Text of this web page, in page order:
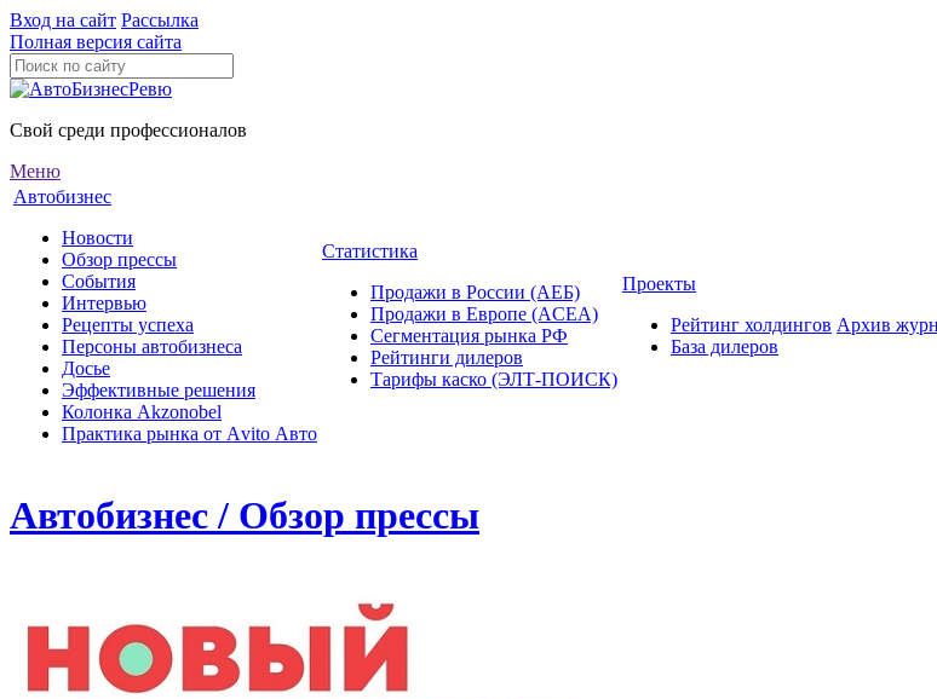
Вход на сайт Рассылка
Полная версия сайта
Свой среди профессионалов
Меню
Автобизнес
Новости
Обзор прессы
События
Интервью
Рецепты успеха
Персоны автобизнеса
Досье
Эффективные решения
Колонка Akzonobel
Практика рынка от Аvito Авто
Статистика
Продажи в России (АЕБ)
Продажи в Европе (ACEA)
Сегментация рынка РФ
Рейтинги дилеров
Тарифы каско (ЭЛТ-ПОИСК)
Проекты
Рейтинг холдингов
База дилеров
Архив
Автобизнес / Обзор прессы